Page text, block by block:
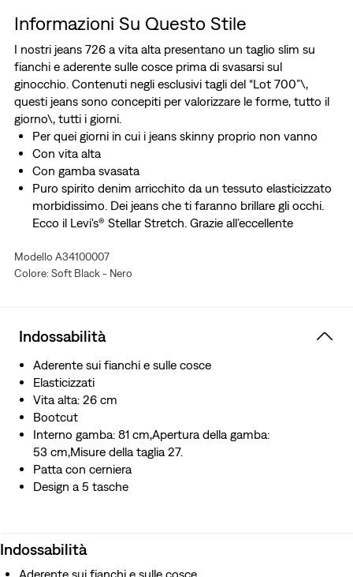
Informazioni Su Questo Stile
I nostri jeans 726 a vita alta presentano un taglio slim su
fianchi e aderente sulle cosce prima di svasarsi sul
ginocchio. Contenuti negli esclusivi tagli del “Lot 700”\,
questi jeans sono concepiti per valorizzare le forme, tutto il
giorno\, tutti i giorni.
Per quei giorni in cui i jeans skinny proprio non vanno
Con vita alta
Con gamba svasata
Puro spirito denim arricchito da un tessuto elasticizzato
morbidissimo. Dei jeans che ti faranno brillare gli occhi.
Ecco il Levi's® Stellar Stretch. Grazie all’eccellente
e si muovono con te (senza afflosciarsi né cascare) a tuo
uso e consumo.
Modello A34100007
Colore: Soft Black - Nero
Indossabilità
Aderente sui fianchi e sulle cosce
Elasticizzati
Vita alta: 26 cm
Bootcut
Interno gamba: 81 cm,Apertura della gamba:
53 cm,Misure della taglia 27.
Patta con cerniera
Design a 5 tasche
Indossabilità
Aderente sui fianchi e sulle cosce